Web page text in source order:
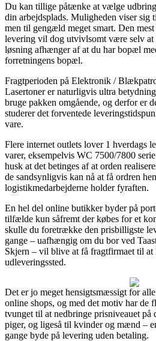
Du kan tillige påtænke at vælge
din arbejdsplads. Muligheden viser sig
men til gengæld meget smart. Den
levering vil dog utvivlsomt være selv at
løsning afhænger af at du har bopæl
forretningens bopæl.
Fragtperioden på Elektronik /
Lasertoner er naturligvis ultra
bruge pakken omgående, og derfor er
studerer det forventede
vare.
Flere internet outlets lover 1 hverdags
varer, eksempelvis WC 7500/7800
husk at det betinges af at orden
de sandsynligvis kan nå at få ordren
logistikmedarbejderne holder fyraften.
En hel del online butikker byder på
tilfælde kun såfremt der købes for et
skulle du foretrække den prisbilligste
gange – uafhængig om du bor ved
Skjern – vil blive at få fragtfirmaet til at
udleveringssted.
Det er jo meget hensigtsmæssigt for
online shops, og med det motiv har de
tvunget til at nedbringe prisniveauet på
piger, og ligeså til kvinder og mænd –
gange byde på levering uden betaling.